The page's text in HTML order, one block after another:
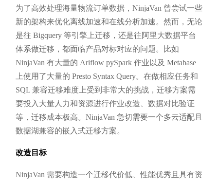
为了高效处理海量物流订单数据，NinjaVan 曾尝试一些
新的架构来优化离线加速和在线分析加速。然而，无论
是往 Bigquery 等引擎上迁移，还是往阿里大数据平台
体系做迁移，都面临产品对标对应的问题。比如
NinjaVan 有大量的 Ariflow pySpark 作业以及 Metabase
上使用了大量的 Presto Syntax Query。在做相应任务和
SQL 兼容迁移难度上受到非常大的挑战，迁移方案需
要投入大量人力和资源进行作业改造、数据对比验证
等，迁移成本极高。NinjaVan 急切需要一个多云适配且
数据湖兼容的嵌入式迁移方案。
改造目标
NinjaVan 需要构造一个迁移代价低、性能优秀且具有资